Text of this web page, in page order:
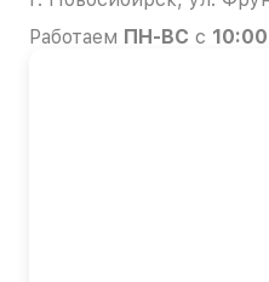
Работаем ПН-ВС с 10:00